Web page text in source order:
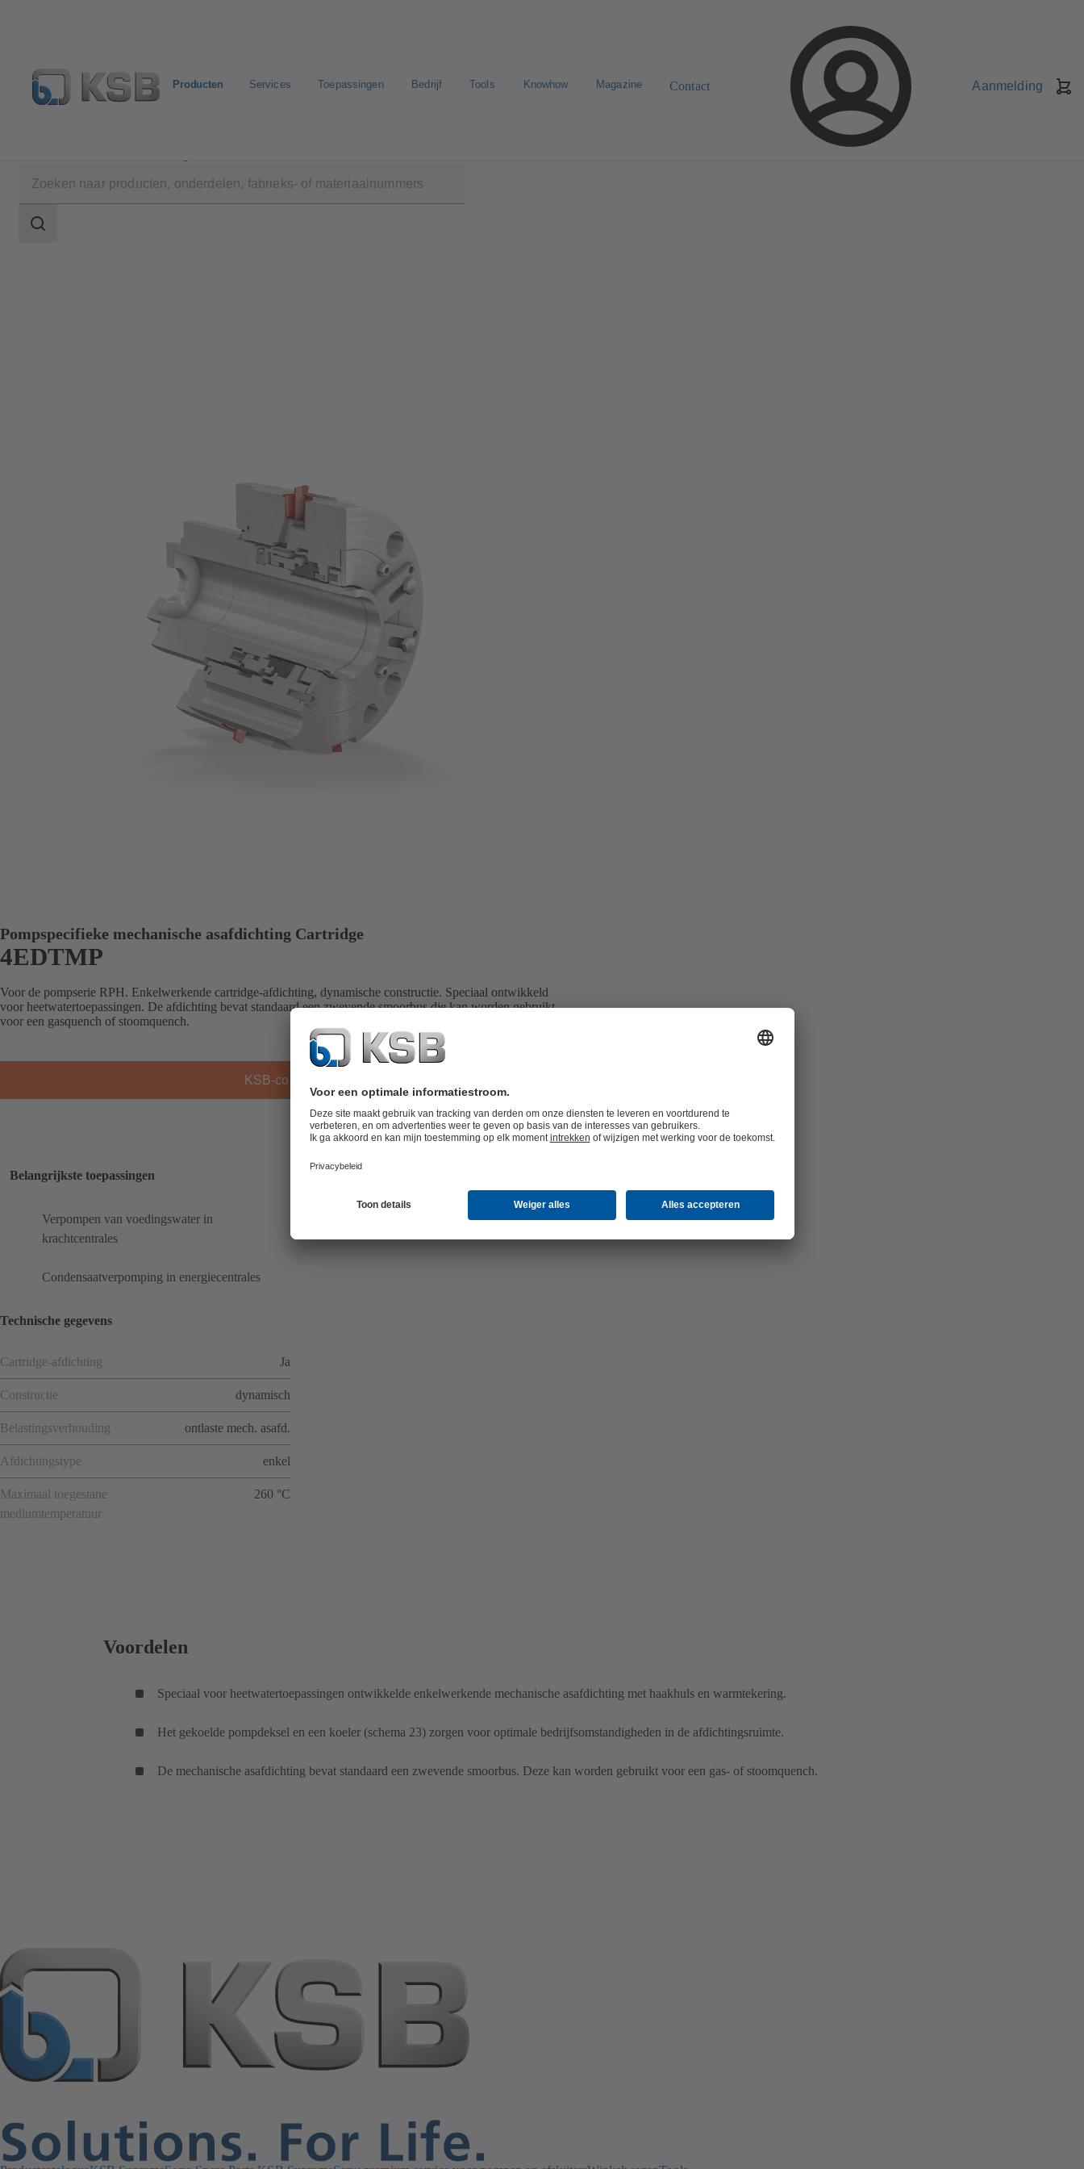
Producten Services Toepassingen Bedrijf Tools Knowhow Magazine Contact Aanmelding
Zoekgebied
Pompspecifieke mechanische asafdichting Cartridge
4EDTMP
Voor de pompserie RPH. Enkelwerkende cartridge-afdichting, dynamische constructie. Speciaal ontwikkeld
voor heetwatertoepassingen. De afdichting bevat standaard een zwevende smoorbus die kan worden gebruikt
voor een gasquench of stoomquench.
KSB-contact
Belangrijkste toepassingen
Verpompen van voedingswater in
krachtcentrales
Condensaatverpomping in energiecentrales
Technische gegevens
Cartridge-afdichting Ja
Constructie dynamisch
Belastingsverhouding ontlaste mech. asafd.
Afdichtingstype enkel
Maximaal toegestane
mediumtemperatuur
260 °C
Voordelen
Speciaal voor heetwatertoepassingen ontwikkelde enkelwerkende mechanische asafdichting met haakhuls en warmtekering.
Het gekoelde pompdeksel en een koeler (schema 23) zorgen voor optimale bedrijfsomstandigheden in de afdichtingsruimte.
De mechanische asafdichting bevat standaard een zwevende smoorbus. Deze kan worden gebruikt voor een gas- of stoomquench.